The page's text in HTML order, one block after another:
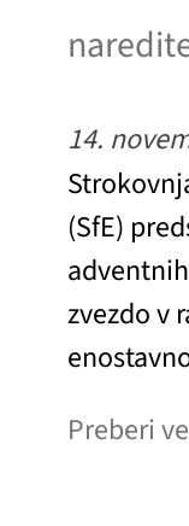
14.
(SfE)
zvezdo v
Preberi